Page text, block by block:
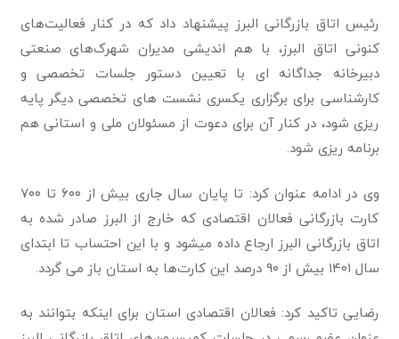
رئیس اتاق بازرگانی البرز پیشنهاد داد که در کنار فعالیت‌های
کنونی اتاق البرز، با هم اندیشی مدیران شهرک‌های صنعتی
دبیرخانه جداگانه ای با تعیین دستور جلسات تخصصی و
کارشناسی برای برگزاری یکسری نشست های تخصصی دیگر پایه
ریزی شود، در کنار آن برای دعوت از مسئولان ملی و استانی هم
برنامه ریزی شود.
وی در ادامه عنوان کرد: تا پایان سال جاری بیش از ۶۰۰ تا ۷۰۰
کارت بازرگانی فعالان اقتصادی که خارج از البرز صادر شده به
اتاق بازرگانی البرز ارجاع داده میشود و با این احتساب تا ابتدای
سال ۱۴۰۱ بیش از ۹۰ درصد این کارت‌ها به استان باز می گردد.
رضایی تاکید کرد: فعالان اقتصادی استان برای اینکه بتوانند به